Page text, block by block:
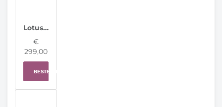
Lotus Hybrid Herenhorloge 19094/2
€
299,00
BESTELLEN